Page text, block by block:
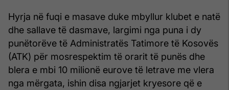
Hyrja në fuqi e masave duke mbyllur klubet e natë
dhe sallave të dasmave, largimi nga puna i dy
punëtorëve të Administratës Tatimore të Kosovës
(ATK) për mosrespektim të orarit të punës dhe
blera e mbi 10 milionë eurove të letrave me vlera
nga mërgata, ishin disa ngjarjet kryesore që e